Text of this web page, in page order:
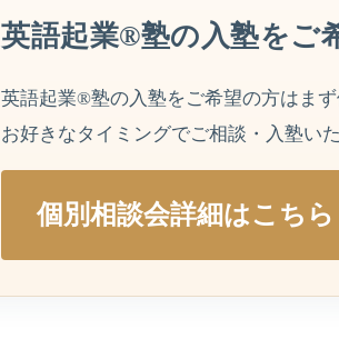
英語起業®︎塾の入塾をご
英語起業®︎塾の入塾をご希望の方はまず
お好きなタイミングでご相談・入塾いた
個別相談会詳細はこちら